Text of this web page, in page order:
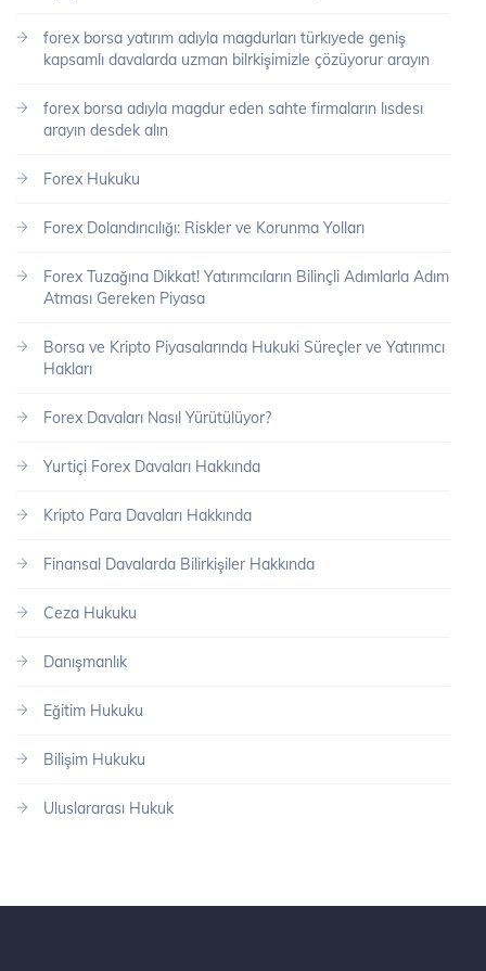
forex borsa yatırım adıyla magdurları türkıyede geniş
kapsamlı davalarda uzman bilrkişimizle çözüyorur arayın
forex borsa adıyla magdur eden sahte firmaların lısdesı
arayın desdek alın
Forex Hukuku
Forex Dolandırıcılığı: Riskler ve Korunma Yolları
Forex Tuzağına Dikkat! Yatırımcıların Bilinçli Adımlarla Adım
Atması Gereken Piyasa
Borsa ve Kripto Piyasalarında Hukuki Süreçler ve Yatırımcı
Hakları
Forex Davaları Nasıl Yürütülüyor?
Yurtiçi Forex Davaları Hakkında
Kripto Para Davaları Hakkında
Finansal Davalarda Bilirkişiler Hakkında
Ceza Hukuku
Danışmanlık
Eğitim Hukuku
Bilişim Hukuku
Uluslararası Hukuk